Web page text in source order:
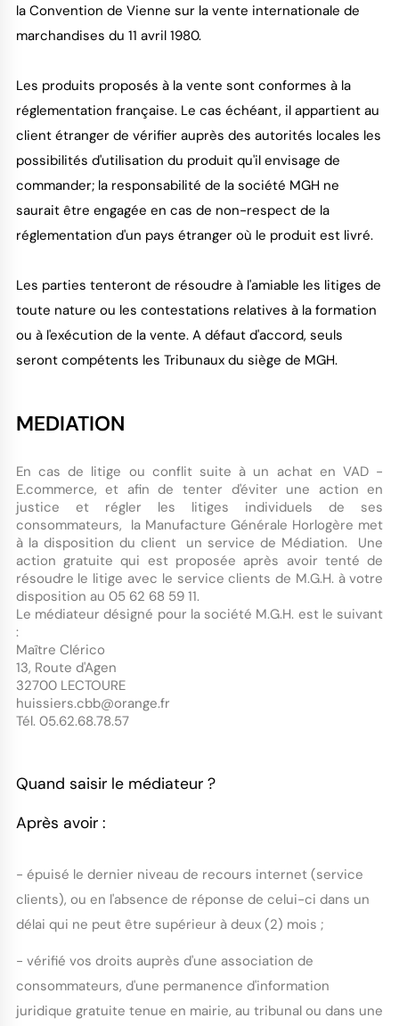
la Convention de Vienne sur la vente internationale de
marchandises du 11 avril 1980.
Les produits proposés à la vente sont conformes à la
réglementation française. Le cas échéant, il appartient au
client étranger de vérifier auprès des autorités locales les
possibilités d'utilisation du produit qu'il envisage de
commander; la responsabilité de la société MGH ne
saurait être engagée en cas de non-respect de la
réglementation d'un pays étranger où le produit est livré.
Les parties tenteront de résoudre à l'amiable les litiges de
toute nature ou les contestations relatives à la formation
ou à l'exécution de la vente. A défaut d'accord, seuls
seront compétents les Tribunaux du siège de MGH.
MEDIATION
En cas de litige ou conflit suite à un achat en VAD -
E.commerce, et afin de tenter d'éviter une action en
justice et régler les litiges individuels de ses
consommateurs, la Manufacture Générale Horlogère met
à la disposition du client un service de Médiation. Une
action gratuite qui est proposée après avoir tenté de
résoudre le litige avec le service clients de M.G.H. à votre
disposition au 05 62 68 59 11.
Le médiateur désigné pour la société M.G.H. est le suivant
:
Maître Clérico
13, Route d'Agen
32700 LECTOURE
huissiers.cbb@orange.fr
Tél. 05.62.68.78.57
Quand saisir le médiateur ?
Après avoir :
- épuisé le dernier niveau de recours internet (service
clients), ou en l'absence de réponse de celui-ci dans un
délai qui ne peut être supérieur à deux (2) mois ;
- vérifié vos droits auprès d'une association de
consommateurs, d'une permanence d'information
juridique gratuite tenue en mairie, au tribunal ou dans une